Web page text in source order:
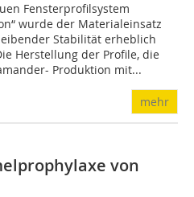
Fensterprofilsystem
wurde der Materialeinsatz
Stabilität erheblich
Herstellung der Profile, die
Produktion mit...
mehr
von